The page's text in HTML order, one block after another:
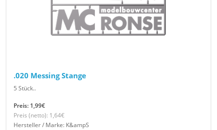
.020 Messing Stange
5 Stück..
Preis: 1,99€
Preis (netto): 1,64€
Hersteller / Marke: K&ampS